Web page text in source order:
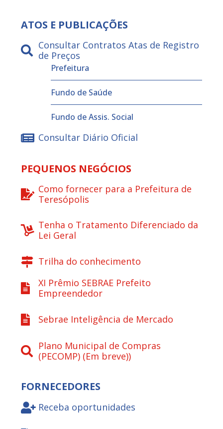
ATOS E PUBLICAÇÕES
Consultar Contratos Atas de Registro
de Preços
Prefeitura
Fundo de Saúde
Fundo de Assis. Social
Consultar Diário Oficial
PEQUENOS NEGÓCIOS
Como fornecer para a Prefeitura de
Teresópolis
Tenha o Tratamento Diferenciado da
Lei Geral
Trilha do conhecimento
XI Prêmio SEBRAE Prefeito
Empreendedor
Sebrae Inteligência de Mercado
Plano Municipal de Compras
(PECOMP) (Em breve))
FORNECEDORES
Receba oportunidades